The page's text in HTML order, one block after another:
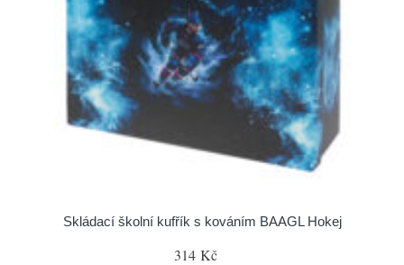
Skládací školní kufřík s kováním BAAGL Hokej
314 Kč